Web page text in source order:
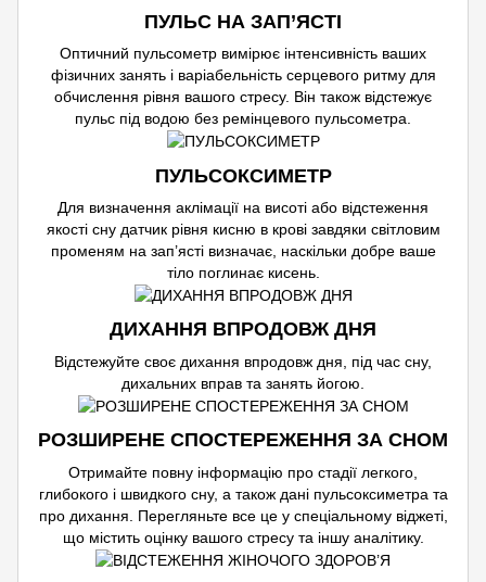
ПУЛЬС НА ЗАП’ЯСТІ
Оптичний пульсометр вимірює інтенсивність ваших
фізичних занять і варіабельність серцевого ритму для
обчислення рівня вашого стресу. Він також відстежує
пульс під водою без ремінцевого пульсометра.
ПУЛЬСОКСИМЕТР
Для визначення аклімації на висоті або відстеження
якості сну датчик рівня кисню в крові завдяки світловим
променям на зап’ясті визначає, наскільки добре ваше
тіло поглинає кисень.
ДИХАННЯ ВПРОДОВЖ ДНЯ
Відстежуйте своє дихання впродовж дня, під час сну,
дихальних вправ та занять йогою.
РОЗШИРЕНЕ СПОСТЕРЕЖЕННЯ ЗА СНОМ
Отримайте повну інформацію про стадії легкого,
глибокого і швидкого сну, а також дані пульсоксиметра та
про дихання. Перегляньте все це у спеціальному віджеті,
що містить оцінку вашого стресу та іншу аналітику.